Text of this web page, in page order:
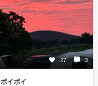
27 3
イボイ